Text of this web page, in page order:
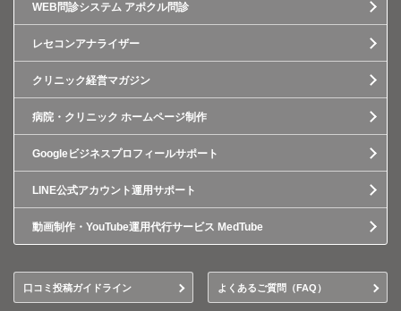
WEB問診システム アポクル問診
レセコンアナライザー
クリニック経営マガジン
病院・クリニック ホームページ制作
Googleビジネスプロフィールサポート
LINE公式アカウント運用サポート
動画制作・YouTube運用代行サービス MedTube
口コミ投稿ガイドライン よくあるご質問（FAQ）